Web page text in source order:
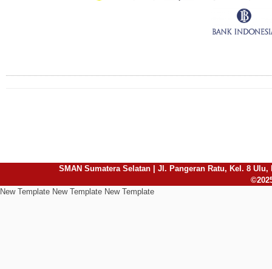
SMAN Sumatera Selatan | Jl. Pangeran Ratu, Kel. 8 Ulu,
New Template New Template New Template